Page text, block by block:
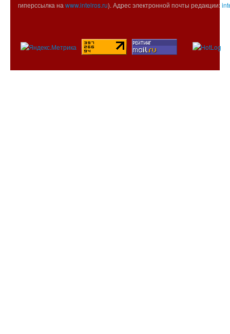
гиперссылка на www.intelros.ru). Адрес электронной почты редакции: